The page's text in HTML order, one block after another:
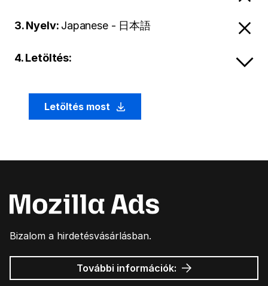
3. Nyelv: Japanese - 日本語
4. Letöltés:
Letöltés most
Bizalom a hirdetésvásárlásban.
További információk: Mozilla
hirdetések